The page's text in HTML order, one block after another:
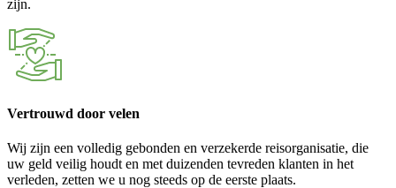
zijn.
Vertrouwd door velen
Wij zijn een volledig gebonden en verzekerde reisorganisatie, die
uw geld veilig houdt en met duizenden tevreden klanten in het
verleden, zetten we u nog steeds op de eerste plaats.